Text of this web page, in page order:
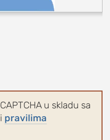
u skladu sa
i pravilima